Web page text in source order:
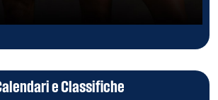
e Classifiche